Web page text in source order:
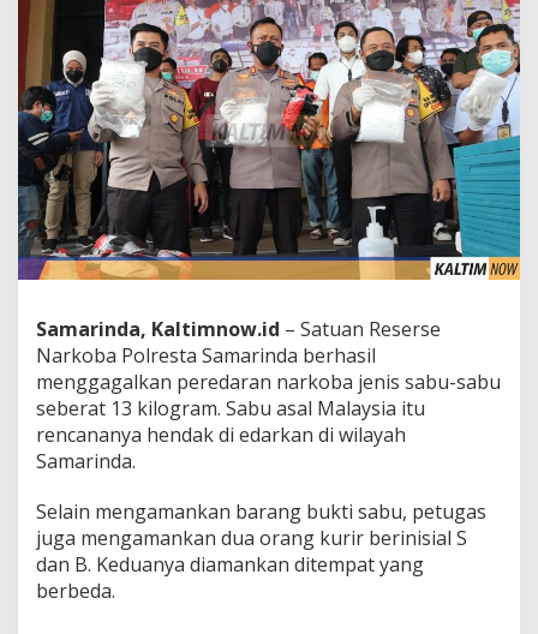
Setelah
Nyamar
Jadi
Ojol
Samarinda, Kaltimnow.id – Satuan Reserse
Narkoba Polresta Samarinda berhasil
menggagalkan peredaran narkoba jenis sabu-sabu
seberat 13 kilogram. Sabu asal Malaysia itu
rencananya hendak di edarkan di wilayah
Samarinda.
Selain mengamankan barang bukti sabu, petugas
juga mengamankan dua orang kurir berinisial S
dan B. Keduanya diamankan ditempat yang
berbeda.